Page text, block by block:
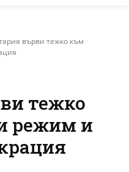
върви тежко към
тежко
режим и